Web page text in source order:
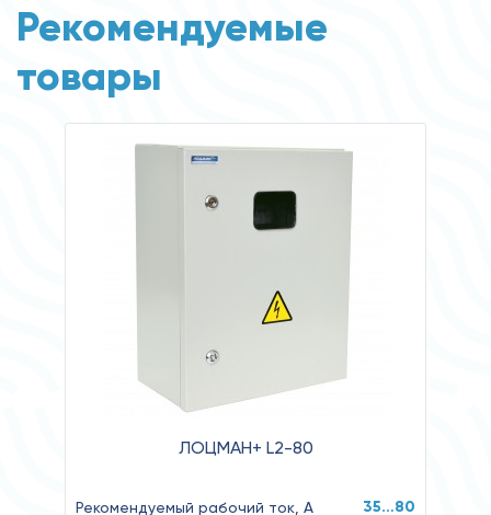
Рекомендуемые
товары
ЛОЦМАН+ L2-80
Рекомендуемый рабочий ток, А 35…80